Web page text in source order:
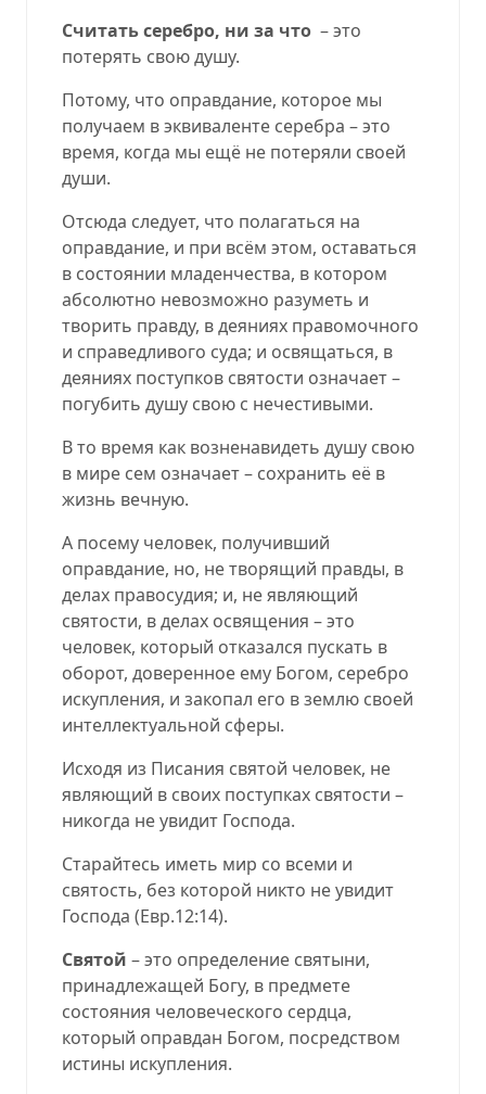
Считать серебро, ни за что – это
потерять свою душу.
Потому, что оправдание, которое мы
получаем в эквиваленте серебра – это
время, когда мы ещё не потеряли своей
души.
Отсюда следует, что полагаться на
оправдание, и при всём этом, оставаться
в состоянии младенчества, в котором
абсолютно невозможно разуметь и
творить правду, в деяниях правомочного
и справедливого суда; и освящаться, в
деяниях поступков святости означает –
погубить душу свою с нечестивыми.
В то время как возненавидеть душу свою
в мире сем означает – сохранить её в
жизнь вечную.
А посему человек, получивший
оправдание, но, не творящий правды, в
делах правосудия; и, не являющий
святости, в делах освящения – это
человек, который отказался пускать в
оборот, доверенное ему Богом, серебро
искупления, и закопал его в землю своей
интеллектуальной сферы.
Исходя из Писания святой человек, не
являющий в своих поступках святости –
никогда не увидит Господа.
Старайтесь иметь мир со всеми и
святость, без которой никто не увидит
Господа (Евр.12:14).
Святой – это определение святыни,
принадлежащей Богу, в предмете
состояния человеческого сердца,
который оправдан Богом, посредством
истины искупления.